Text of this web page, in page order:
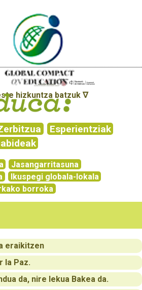
hizkuntza batzuk ∇
Esperientziak
Jasangarritasuna
Ikuspegi globala-lokala
borroka
eraikitzen
la Paz.
da, nire lekua Bakea da.